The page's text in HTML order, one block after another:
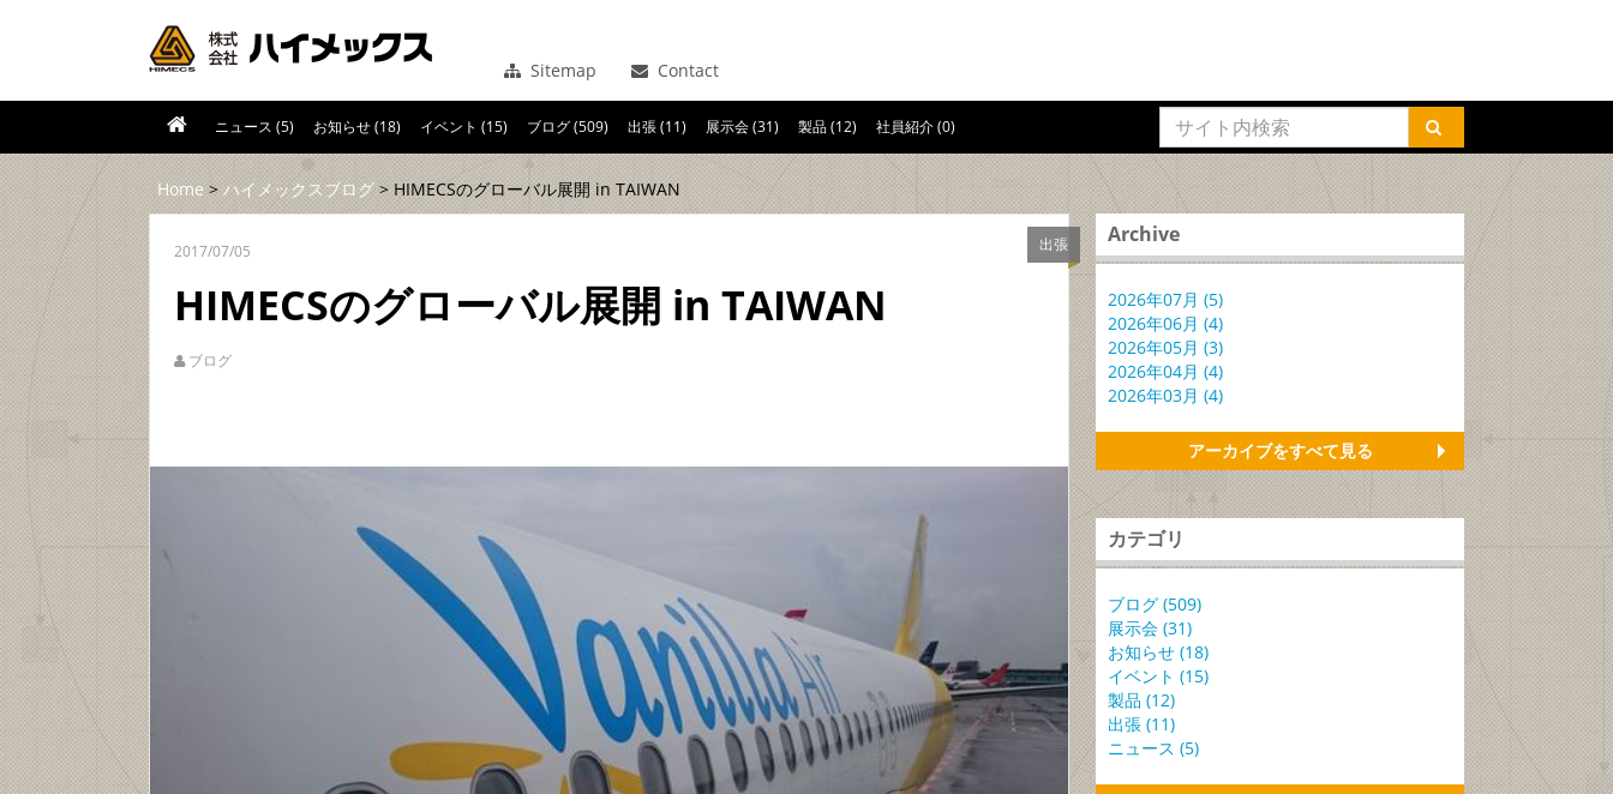
Sitemap Contact
ニュース (5) お知らせ (18) イベント (15) ブログ (509) 出張 (11) 展示会 (31) 製品 (12) 社員紹介 (0)
Home>ハイメックスブログ> HIMECSのグローバル展開 in TAIWAN
出張
2017/07/05
HIMECSのグローバル展開 in TAIWAN
ブログ
Archive
2026年07月 (5)
2026年06月 (4)
2026年05月 (3)
2026年04月 (4)
2026年03月 (4)
アーカイブをすべて見る
カテゴリ
ブログ (509)
展示会 (31)
お知らせ (18)
イベント (15)
製品 (12)
出張 (11)
ニュース (5)